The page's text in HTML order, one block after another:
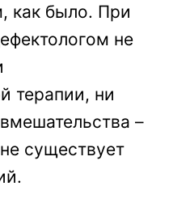
как было. При
не
терапии, ни
–
существует